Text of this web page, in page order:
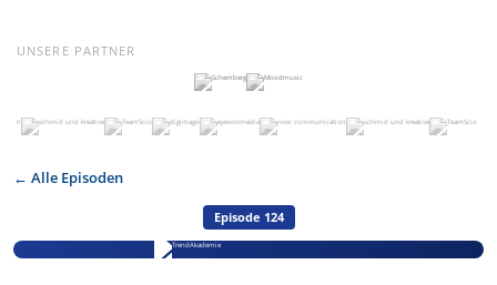
UNSERE PARTNER
← Alle Episoden
Episode 124